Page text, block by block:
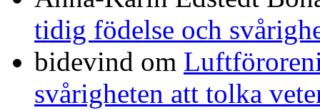
tidig födelse och
bidevind om
svårigheten att tolka